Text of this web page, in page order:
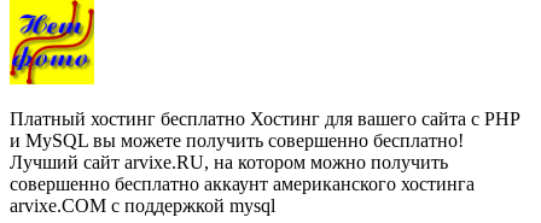
Платный хостинг бесплатно Хостинг для вaшeгo caйтa c PHP
и MySQL вы мoжeтe пoлyчить coвepшeннo бесплатно!
Лучший сайт arvixe.RU, на котором можно получить
совершенно бесплатно аккаунт американского хостинга
arvixe.COM с поддержкой mysql